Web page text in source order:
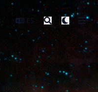
ES